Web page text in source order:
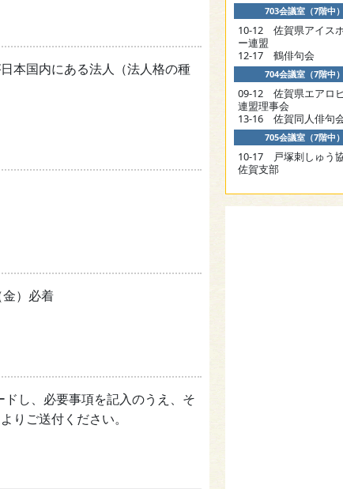
本国内にある法人（法人格の種
）必着
し、必要事項を記入のうえ、そ
よりご送付ください。
703会議室（7階中）
10-12 佐賀県アイス
ー連盟
12-17 鶴俳句会
704会議室（7階中）
09-12 佐賀県エアロ
連盟理事会
13-16 佐賀同人俳句
705会議室（7階中）
10-17 戸塚刺しゅう
佐賀支部